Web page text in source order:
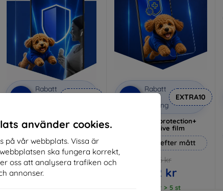
använder cookies.
på vår webbplats. Vissa är
ska fungera korrekt,
oss att analysera trafiken och
annonser.
Rabatt
3mk Pure Matt protective
glass
Tillverkat efter mått
170 kr
153 kr
Rabatt
kupong
EXTRA10
3mk Silverprotection+
protective film
Tillverkat efter mått
236 kr
212 kr
I lager > 5 st